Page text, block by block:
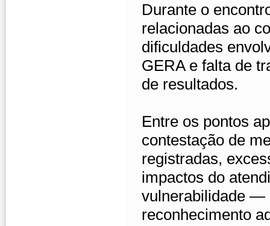
Durante o
relacionadas ao
dificuldades
GERA e falta de
de resultados.
Entre os pontos
contestação de
registradas,
impactos do
vulnerabilidade —
reconhecimento